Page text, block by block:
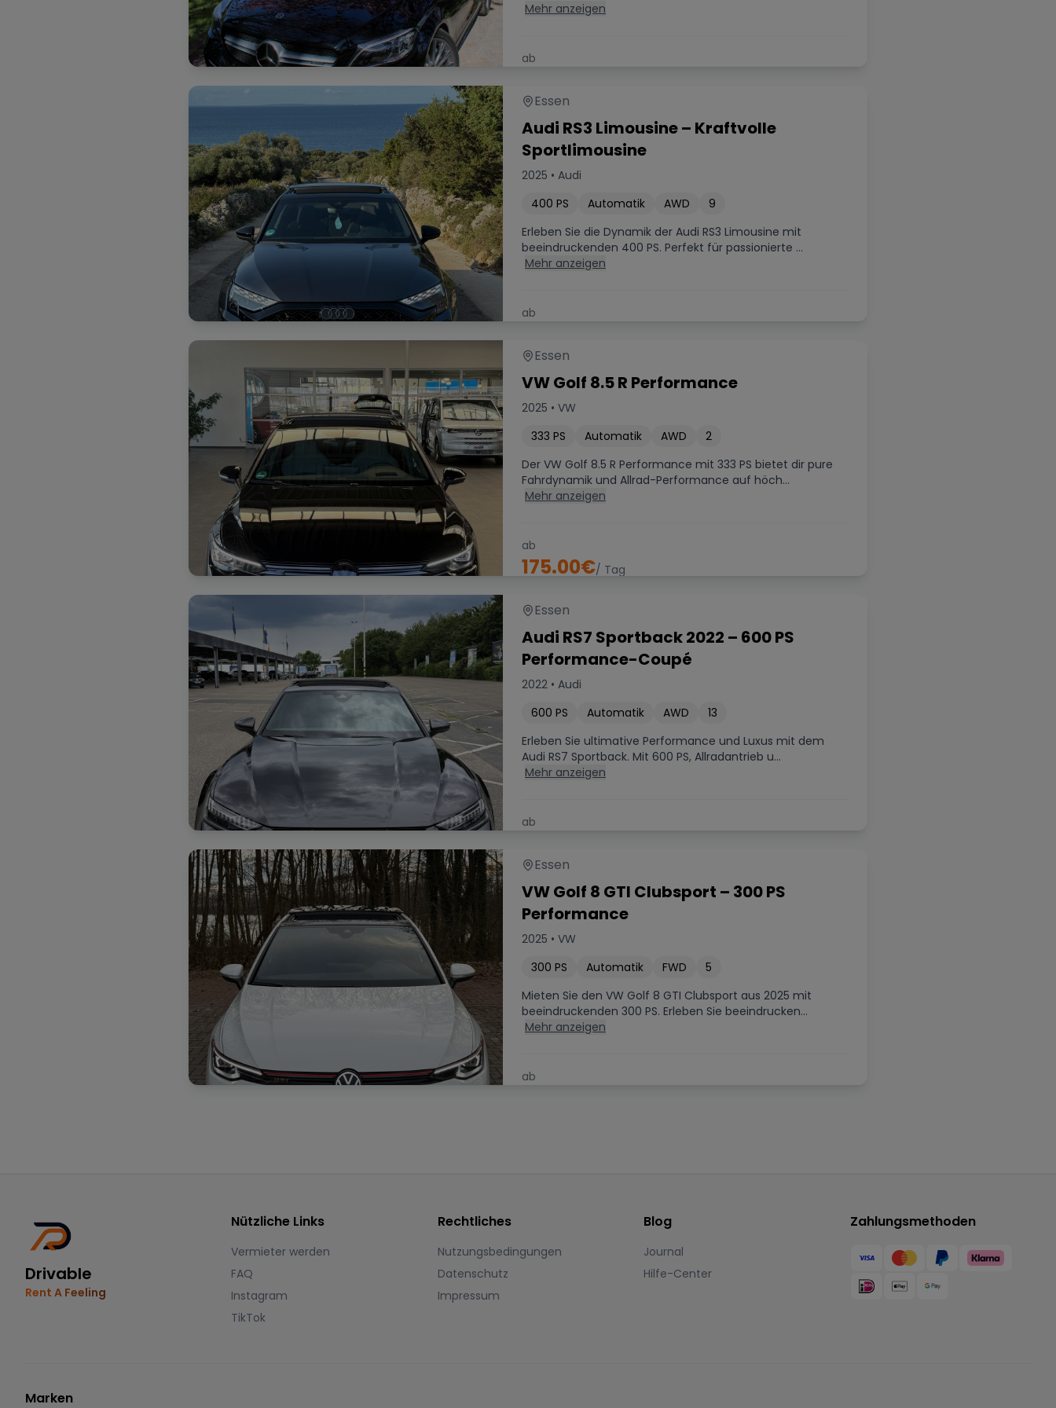
Mehr anzeigen
ab
Essen
Audi RS3 Limousine – Kraftvolle
Sportlimousine
2025 • Audi
400 PS Automatik AWD
9
Erleben Sie die Dynamik der Audi RS3 Limousine mit
beeindruckenden 400 PS. Perfekt für passionierte ...
Mehr anzeigen
ab
Essen
VW Golf 8.5 R Performance
2025 • VW
333 PS Automatik AWD
2
Der VW Golf 8.5 R Performance mit 333 PS bietet dir pure
Fahrdynamik und Allrad-Performance auf höch...
Mehr anzeigen
ab
175.00€/ Tag
Essen
Audi RS7 Sportback 2022 – 600 PS
Performance-Coupé
2022 • Audi
600 PS Automatik AWD
13
Erleben Sie ultimative Performance und Luxus mit dem
Audi RS7 Sportback. Mit 600 PS, Allradantrieb u...
Mehr anzeigen
ab
Essen
VW Golf 8 GTI Clubsport – 300 PS
Performance
2025 • VW
300 PS Automatik FWD
5
Mieten Sie den VW Golf 8 GTI Clubsport aus 2025 mit
beeindruckenden 300 PS. Erleben Sie beeindrucken...
Mehr anzeigen
ab
Drivable
Rent A Feeling
Nützliche Links
Vermieter werden
FAQ
Instagram
TikTok
Rechtliches
Nutzungsbedingungen
Datenschutz
Impressum
Blog
Journal
Hilfe-Center
Zahlungsmethoden
Marken